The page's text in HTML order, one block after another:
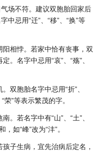
场不符。建议双胞胎回家后
中忌用“迁”、“移”、“换”等
阳相悖。若家中恰有丧事，双
。名字中忌用“哀”、“殇”、
双胞胎名字中忌用“折”、
荣”等表示繁茂的字。
。若名字中有“山”、“土”、
如“峰”改为“沣”。
孩子生病，宜先治病后定名，